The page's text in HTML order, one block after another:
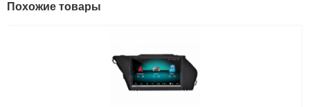
Похожие товары